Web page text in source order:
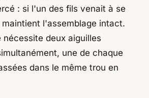
: si l'un des fils venait à se
l'assemblage intact.
nécessite deux aiguilles
une de chaque
dans le même trou en